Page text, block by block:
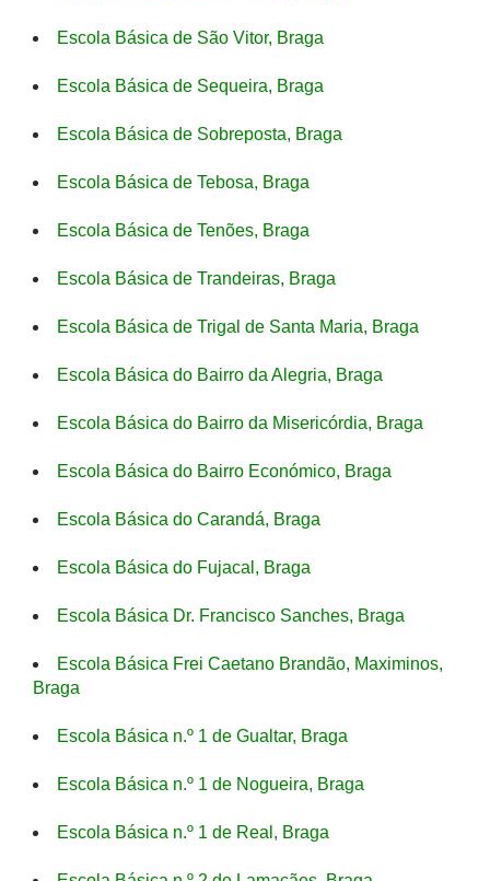
Escola Básica de São Vitor, Braga
Escola Básica de Sequeira, Braga
Escola Básica de Sobreposta, Braga
Escola Básica de Tebosa, Braga
Escola Básica de Tenões, Braga
Escola Básica de Trandeiras, Braga
Escola Básica de Trigal de Santa Maria, Braga
Escola Básica do Bairro da Alegria, Braga
Escola Básica do Bairro da Misericórdia, Braga
Escola Básica do Bairro Económico, Braga
Escola Básica do Carandá, Braga
Escola Básica do Fujacal, Braga
Escola Básica Dr. Francisco Sanches, Braga
Escola Básica Frei Caetano Brandão, Maximinos,
Braga
Escola Básica n.º 1 de Gualtar, Braga
Escola Básica n.º 1 de Nogueira, Braga
Escola Básica n.º 1 de Real, Braga